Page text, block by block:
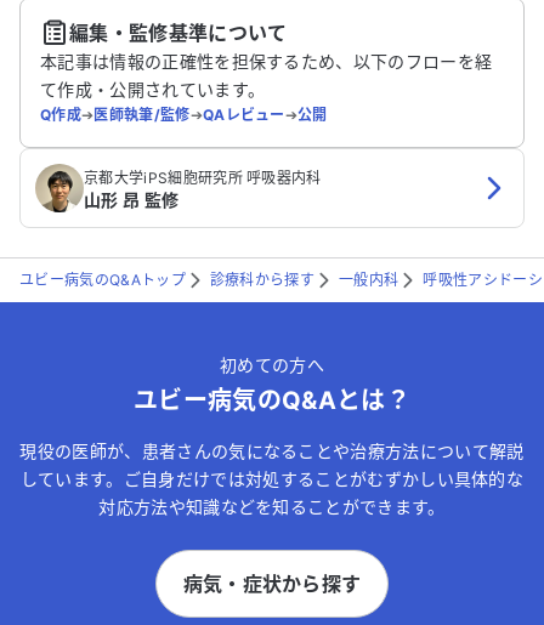
送信する
編集・監修基準について
本記事は情報の正確性を担保するため、以下のフローを経
て作成・公開されています。
Q作成➔医師執筆/監修➔QAレビュー➔公開
京都大学iPS細胞研究所 呼吸器内科
山形 昂 監修
ユビー病気のQ&Aトップ 診療科から探す 一般内科 呼吸性アシドー
初めての方へ
ユビー病気のQ&Aとは？
現役の医師が、患者さんの気になることや治療方法について解説
しています。ご自身だけでは対処することがむずかしい具体的な
対応方法や知識などを知ることができます。
病気・症状から探す